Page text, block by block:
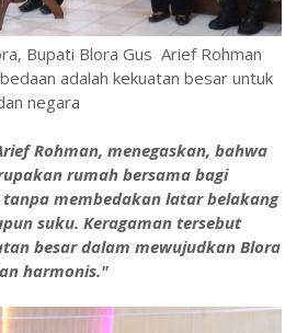
Bupati Blora Gus Arief Rohman
adalah kekuatan besar untuk
negara
Rohman, menegaskan, bahwa
rumah bersama bagi
membedakan latar belakang
suku. Keragaman tersebut
besar dalam mewujudkan Blora
harmonis."